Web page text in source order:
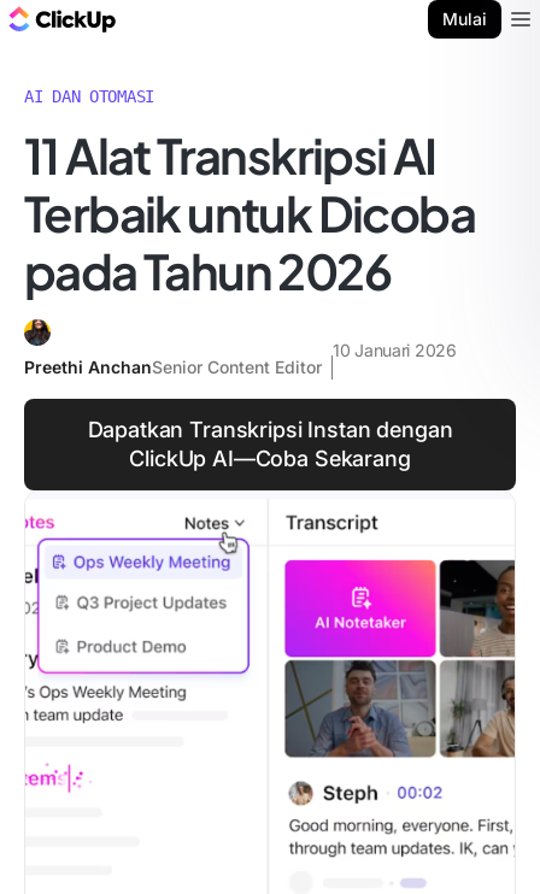
Mulai
AI DAN OTOMASI
11 Alat Transkripsi AI
Terbaik untuk Dicoba
pada Tahun 2026
Preethi AnchanSenior Content Editor
10 Januari 2026
Dapatkan Transkripsi Instan dengan
ClickUp AI—Coba Sekarang